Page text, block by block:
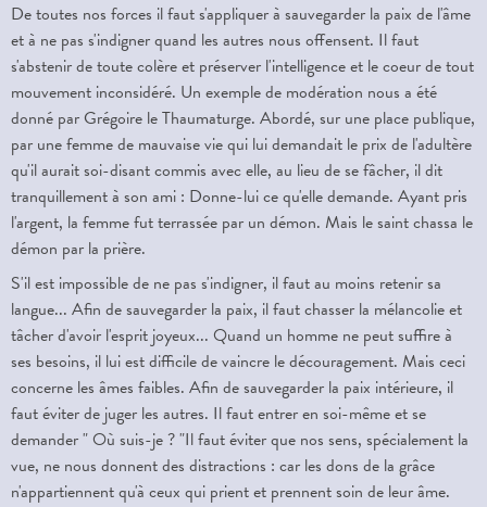
De toutes nos forces il faut s'appliquer à sauvegarder la paix de l'âme
et à ne pas s'indigner quand les autres nous offensent. Il faut
s'abstenir de toute colère et préserver l'intelligence et le coeur de tout
mouvement inconsidéré. Un exemple de modération nous a été
donné par Grégoire le Thaumaturge. Abordé, sur une place publique,
par une femme de mauvaise vie qui lui demandait le prix de l'adultère
qu'il aurait soi-disant commis avec elle, au lieu de se fâcher, il dit
tranquillement à son ami : Donne-lui ce qu'elle demande. Ayant pris
l'argent, la femme fut terrassée par un démon. Mais le saint chassa le
démon par la prière.
S'il est impossible de ne pas s'indigner, il faut au moins retenir sa
langue... Afin de sauvegarder la paix, il faut chasser la mélancolie et
tâcher d'avoir l'esprit joyeux... Quand un homme ne peut suffire à
ses besoins, il lui est difficile de vaincre le découragement. Mais ceci
concerne les âmes faibles. Afin de sauvegarder la paix intérieure, il
faut éviter de juger les autres. Il faut entrer en soi-même et se
demander " Où suis-je ? "Il faut éviter que nos sens, spécialement la
vue, ne nous donnent des distractions : car les dons de la grâce
n'appartiennent qu'à ceux qui prient et prennent soin de leur âme.